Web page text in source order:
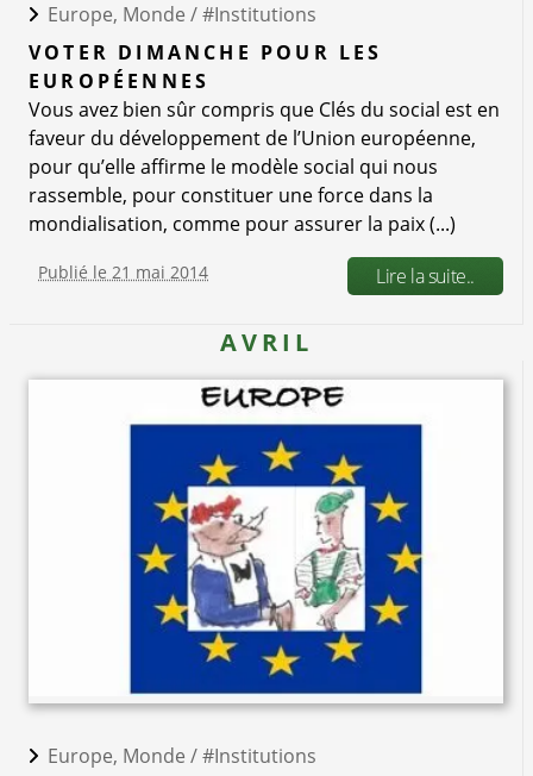
Europe, Monde /#Institutions
VOTER DIMANCHE POUR LES
EUROPÉENNES
Vous avez bien sûr compris que Clés du social est en
faveur du développement de l’Union européenne,
pour qu’elle affirme le modèle social qui nous
rassemble, pour constituer une force dans la
mondialisation, comme pour assurer la paix (...)
Publié le 21 mai 2014 Lire la suite..
AVRIL
Europe, Monde /#Institutions